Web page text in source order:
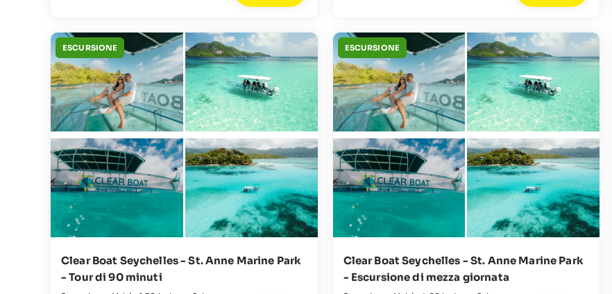
ESCURSIONE
Clear Boat Seychelles - St. Anne Marine Park
- Tour di 90 minuti
ESCURSIONE
Clear Boat Seychelles - St. Anne Marine Park
- Escursione di mezza giornata